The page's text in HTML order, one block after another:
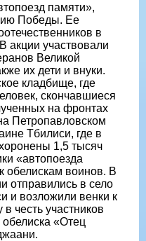
памяти»,
Победы. Ее
в
акции участвовали
Великой
их дети и внуки.
кладбище, где
скончавшиеся
на фронтах
Петропавловском
Тбилиси, где в
1,5 тысяч
«автопоезда
обелискам воинов. В
отправились в село
и возложили венки к
честь участников
«Отец